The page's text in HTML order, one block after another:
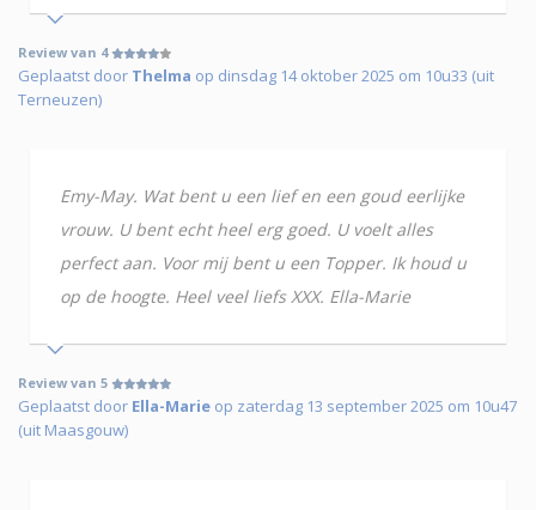
Review van 4
Geplaatst door Thelma op dinsdag 14 oktober 2025 om 10u33 (uit
Terneuzen)
Emy-May. Wat bent u een lief en een goud eerlijke
vrouw. U bent echt heel erg goed. U voelt alles
perfect aan. Voor mij bent u een Topper. Ik houd u
op de hoogte. Heel veel liefs XXX. Ella-Marie
Review van 5
Geplaatst door Ella-Marie op zaterdag 13 september 2025 om 10u47
(uit Maasgouw)